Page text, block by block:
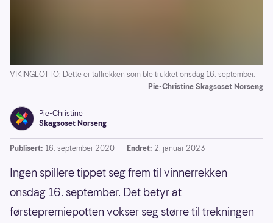
VIKINGLOTTO: Dette er tallrekken som ble trukket onsdag 16. september.
Pie-Christine Skagsoset Norseng
Pie-Christine
Skagsoset Norseng
Publisert: 16. september 2020 Endret: 2. januar 2023
Ingen spillere tippet seg frem til vinnerrekken
onsdag 16. september. Det betyr at
førstepremiepotten vokser seg større til trekningen